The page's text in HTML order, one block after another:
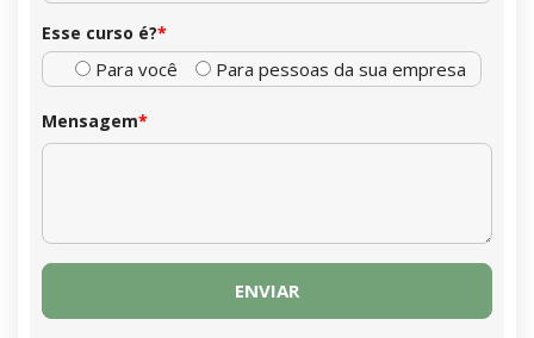
Esse curso é?*
Para você Para pessoas da sua empresa
Mensagem*